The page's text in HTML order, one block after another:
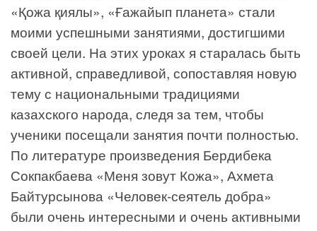
«Қожа қиялы», «Ғажайып планета» стали
моими успешными занятиями, достигшими
своей цели. На этих уроках я старалась быть
активной, справедливой, сопоставляя новую
тему с национальными традициями
казахского народа, следя за тем, чтобы
ученики посещали занятия почти полностью.
По литературе произведения Бердибека
Сокпакбаева «Меня зовут Кожа», Ахмета
Байтурсынова «Человек-сеятель добра»
были очень интересными и очень активными